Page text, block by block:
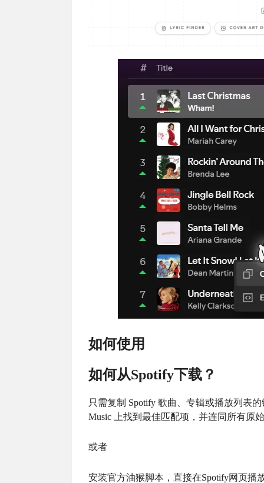
如何使用
如何从Spotify下载？
只需复制 Spotify 歌曲、专辑或播放列表
Music 上找到最佳匹配项，并连同所有原
或者
安装官方油猴脚本，直接在Spotify网页播